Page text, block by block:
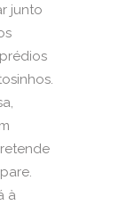
junto
à